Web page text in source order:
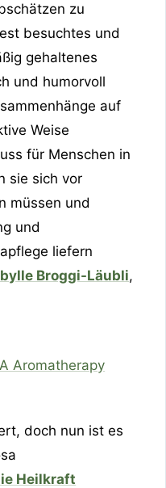
zu
besuchtes und
gehaltenes
und humorvoll
auf
Weise
für Menschen in
sie sich vor
müssen und
und
liefern
Broggi-Läubli,
doch nun ist es
Heilkraft